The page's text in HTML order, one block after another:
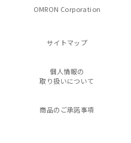
OMRON Corporation
サイトマップ
個人情報の
取り扱いについて
商品のご承諾事項